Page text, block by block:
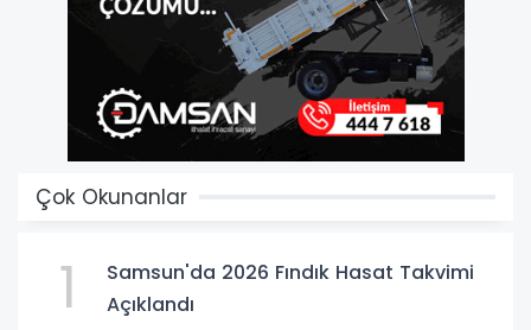
Çok Okunanlar
1
Samsun'da 2026 Fındık Hasat Takvimi
Açıklandı